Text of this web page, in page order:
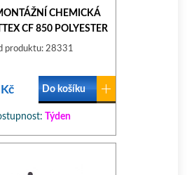
CHEMICKÁ
CF 850 POLYESTER
produktu: 28331
Do košíku
Týden